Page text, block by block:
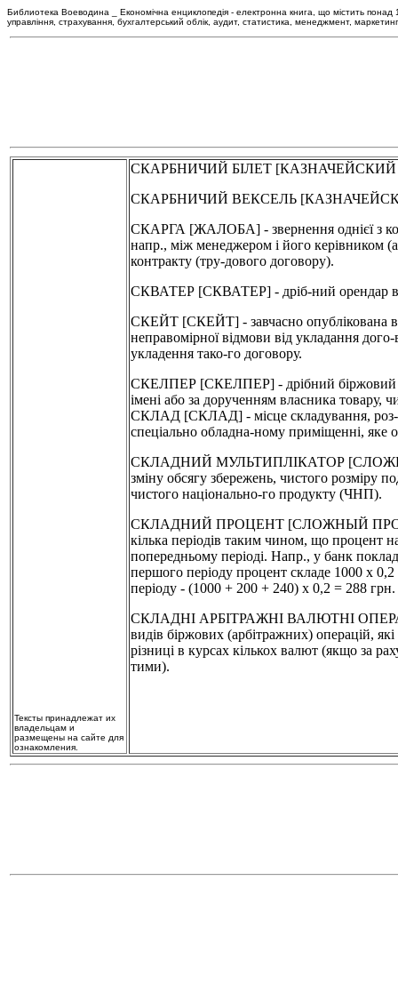
Библиотека Воеводина _ Економічна енциклопедія - електронна книга, що містить понад
управління, страхування, бухгалтерський облік, аудит, статистика, менеджмент, маркетинг
Тексты принадлежат их
владельцам и
размещены на сайте для
ознакомления.
СКАРБНИЧИЙ БІЛЕТ [КАЗНАЧЕЙСКИЙ
СКАРБНИЧИЙ ВЕКСЕЛЬ [КАЗНАЧЕЙСКИЙ
СКАРГА [ЖАЛОБА] - звернення однієї з
напр., між менеджером і його керівником
контракту (тру-дового договору).
СКВАТЕР [СКВАТЕР] - дріб-ний орендар в
СКЕЙТ [СКЕЙТ] - завчасно опублікована в
неправомірної відмови від укладання
укладення тако-го договору.
СКЕЛПЕР [СКЕЛПЕР] - дрібний біржовий
імені або за дорученням власника товару,
СКЛАД [СКЛАД] - місце складування, роз-
спеціально обладна-ному приміщенні, яке
СКЛАДНИЙ МУЛЬТИПЛІКАТОР
зміну обсягу збережень, чистого розміру
чистого національно-го продукту (ЧНП).
СКЛАДНИЙ ПРОЦЕНТ [СЛОЖНЫЙ ПРОЦЕНТ]
кілька періодів таким чином, що процент
попередньому періоді. Напр., у банк
першого періоду процент складе 1000 х
періоду - (1000 + 200 + 240) х 0,2 = 288 грн.
СКЛАДНІ АРБІТРАЖНІ ВАЛЮТНІ
видів біржових (арбітражних) операцій,
різниці в курсах кількох валют (якщо за
тими).